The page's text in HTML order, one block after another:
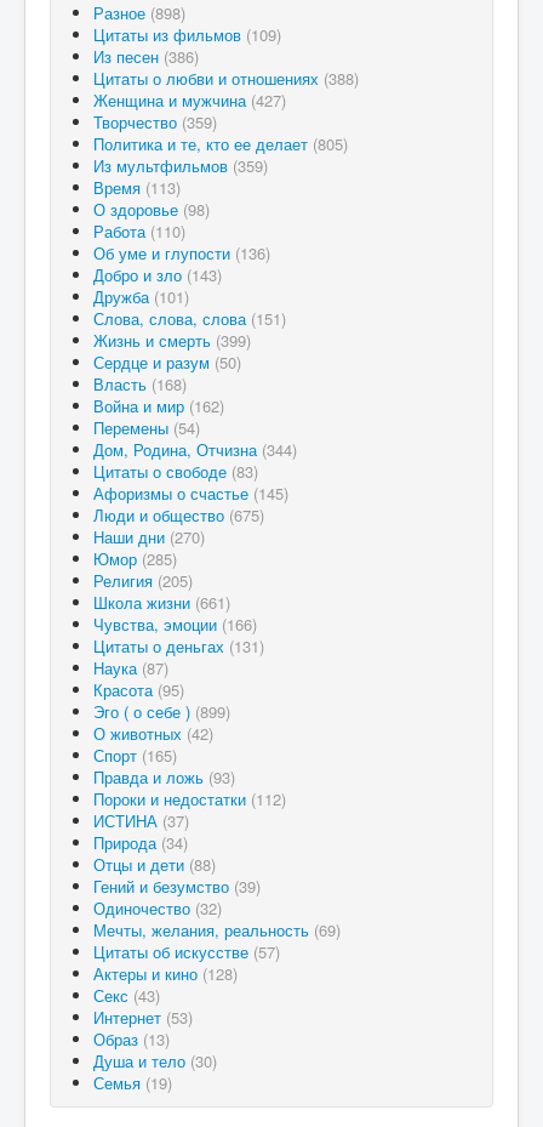
Разное (898)
Цитаты из фильмов (109)
Из песен (386)
Цитаты о любви и отношениях (388)
Женщина и мужчина (427)
Творчество (359)
Политика и те, кто ее делает (805)
Из мультфильмов (359)
Время (113)
О здоровье (98)
Работа (110)
Об уме и глупости (136)
Добро и зло (143)
Дружба (101)
Слова, слова, слова (151)
Жизнь и смерть (399)
Сердце и разум (50)
Власть (168)
Война и мир (162)
Перемены (54)
Дом, Родина, Отчизна (344)
Цитаты о свободе (83)
Афоризмы о счастье (145)
Люди и общество (675)
Наши дни (270)
Юмор (285)
Религия (205)
Школа жизни (661)
Чувства, эмоции (166)
Цитаты о деньгах (131)
Наука (87)
Красота (95)
Эго ( о себе ) (899)
О животных (42)
Спорт (165)
Правда и ложь (93)
Пороки и недостатки (112)
ИСТИНА (37)
Природа (34)
Отцы и дети (88)
Гений и безумство (39)
Одиночество (32)
Мечты, желания, реальность (69)
Цитаты об искусстве (57)
Актеры и кино (128)
Секс (43)
Интернет (53)
Образ (13)
Душа и тело (30)
Семья (19)